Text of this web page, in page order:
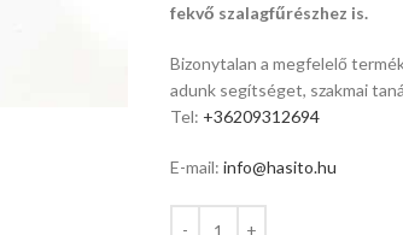
fekvő szalagfűrészhez is.
Bizonytalan a megfelelő
adunk segítséget, szakmai
Tel: +36209312694
E-mail: info@hasito.hu